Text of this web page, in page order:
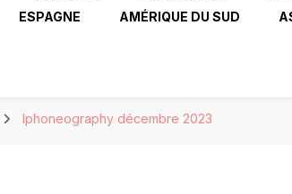
ESPAGNE AMÉRIQUE DU SUD
Iphoneography décembre 2023